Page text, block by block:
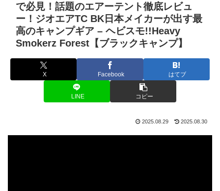
で必見！話題のエアーテント徹底レビュ
ー！ジオエアTC BK日本メイカーが出す最
高のキャンプギア – ヘビスモ!!Heavy
Smokerz Forest【ブラックキャンプ】
X Facebook はてブ
LINE コピー
2025.08.29 2025.08.30